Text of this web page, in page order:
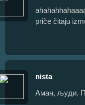
priče čitaju
nista
Аман, људи.